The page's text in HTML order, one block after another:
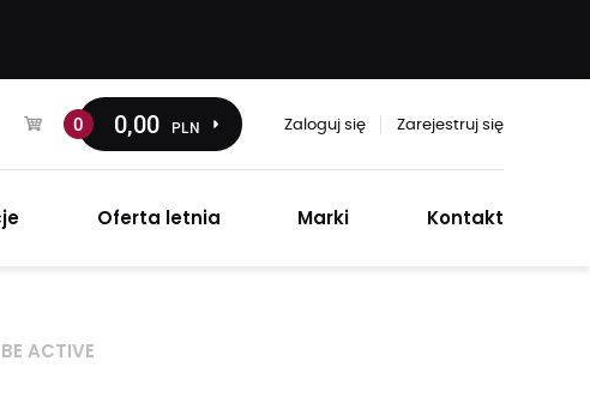
0 0,00 PLN Zaloguj się Zarejestruj się
Oferta letnia Marki Kontakt
ACTIVE